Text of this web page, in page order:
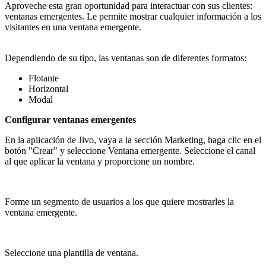
Aproveche esta gran oportunidad para interactuar con sus clientes:
ventanas emergentes. Le permite mostrar cualquier información a los
visitantes en una ventana emergente.
Dependiendo de su tipo, las ventanas son de diferentes formatos:
Flotante
Horizontal
Modal
Configurar ventanas emergentes
En la aplicación de Jivo, vaya a la sección Marketing, haga clic en el
botón "Crear" y seleccione Ventana emergente. Seleccione el canal
al que aplicar la ventana y proporcione un nombre.
Forme un segmento de usuarios a los que quiere mostrarles la
ventana emergente.
Seleccione una plantilla de ventana.